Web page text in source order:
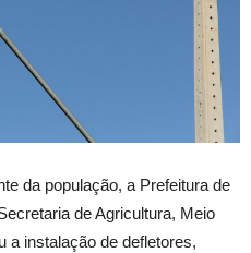
da população, a Prefeitura de
de Agricultura, Meio
a instalação de defletores,